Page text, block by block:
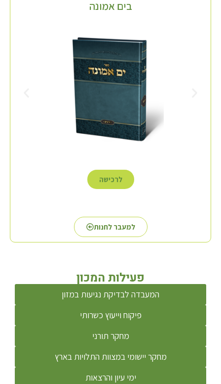
בים אמונה
לרכישה
למעבר לחנות
פעילות המכון
המעבדה לבדיקת נגיעות במזון
פיקוח וייעוץ כשרותי
מחקר תורני
מחקר יישומי במצוות התלויות בארץ
ימי עיון והרצאות